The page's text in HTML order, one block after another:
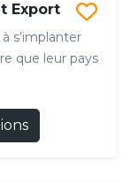
Export
s’implanter
que leur pays